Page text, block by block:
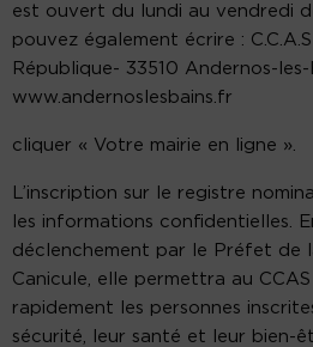
est ouvert du lundi au vendredi
pouvez également écrire :
République- 33510 Andernos-
www.andernoslesbains.fr
cliquer « Votre mairie en ligne ».
L’inscription sur le registre
les informations confidentielles.
déclenchement par le Préfet de
Canicule, elle permettra au
rapidement les personnes
sécurité, leur santé et leur bien-